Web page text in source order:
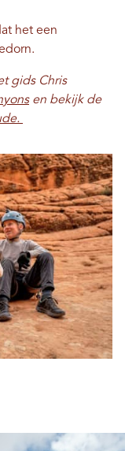
het een
gids Chris
en bekijk de